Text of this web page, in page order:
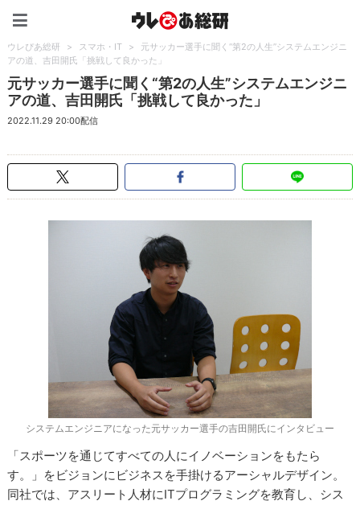
ウレぴあ総研 > スマホ・IT >
元サッカー選手に聞く“第2の人生”システムエンジニ
アの道、吉田開氏「挑戦して良かった」
元サッカー選手に聞く“第2の人生”システムエンジニ
アの道、吉田開氏「挑戦して良かった」
2022.11.29 20:00配信
システムエンジニアになった元サッカー選手の吉田開氏にインタビュー
「スポーツを通じてすべての人にイノベーションをもたら
す。」をビジョンにビジネスを手掛けるアーシャルデザイン。
同社では、アスリート人材にITプログラミングを教育し、シス